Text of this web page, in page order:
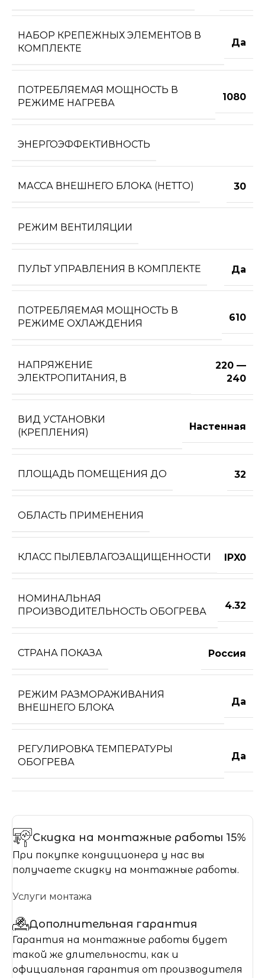
НАБОР КРЕПЕЖНЫХ ЭЛЕМЕНТОВ В
КОМПЛЕКТЕ
Да
ПОТРЕБЛЯЕМАЯ МОЩНОСТЬ В
РЕЖИМЕ НАГРЕВА
1080
ЭНЕРГОЭФФЕКТИВНОСТЬ
МАССА ВНЕШНЕГО БЛОКА (НЕТТО) 30
РЕЖИМ ВЕНТИЛЯЦИИ
ПУЛЬТ УПРАВЛЕНИЯ В КОМПЛЕКТЕ Да
ПОТРЕБЛЯЕМАЯ МОЩНОСТЬ В
РЕЖИМЕ ОХЛАЖДЕНИЯ
610
НАПРЯЖЕНИЕ
ЭЛЕКТРОПИТАНИЯ, В
220 —
240
ВИД УСТАНОВКИ
(КРЕПЛЕНИЯ)
Настенная
ПЛОЩАДЬ ПОМЕЩЕНИЯ ДО 32
ОБЛАСТЬ ПРИМЕНЕНИЯ
КЛАСС ПЫЛЕВЛАГОЗАЩИЩЕННОСТИ IPX0
НОМИНАЛЬНАЯ
ПРОИЗВОДИТЕЛЬНОСТЬ ОБОГРЕВА
4.32
СТРАНА ПОКАЗА Россия
РЕЖИМ РАЗМОРАЖИВАНИЯ
ВНЕШНЕГО БЛОКА
Да
РЕГУЛИРОВКА ТЕМПЕРАТУРЫ
ОБОГРЕВА
Да
Скидка на монтажные работы 15%
При покупке кондиционера у нас вы
получаете скидку на монтажные работы.
Услуги монтажа
Дополнительная гарантия
Гарантия на монтажные работы будет
такой же длительности, как и
официальная гарантия от производителя